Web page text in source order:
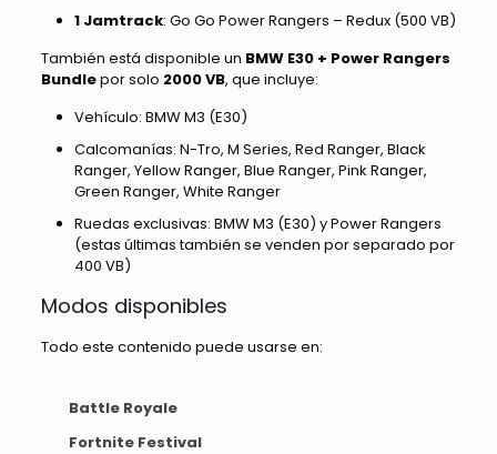
1 Jamtrack: Go Go Power Rangers – Redux (500 VB)
También está disponible un BMW E30 + Power Rangers
Bundlepor solo 2000 VB, que incluye:
Vehículo: BMW M3 (E30)
Calcomanías: N-Tro, M Series, Red Ranger, Black
Ranger, Yellow Ranger, Blue Ranger, Pink Ranger,
Green Ranger, White Ranger
Ruedas exclusivas: BMW M3 (E30) y Power Rangers
(estas últimas también se venden por separado por
400 VB)
Modos disponibles
Todo este contenido puede usarse en:
Battle Royale
Fortnite Festival